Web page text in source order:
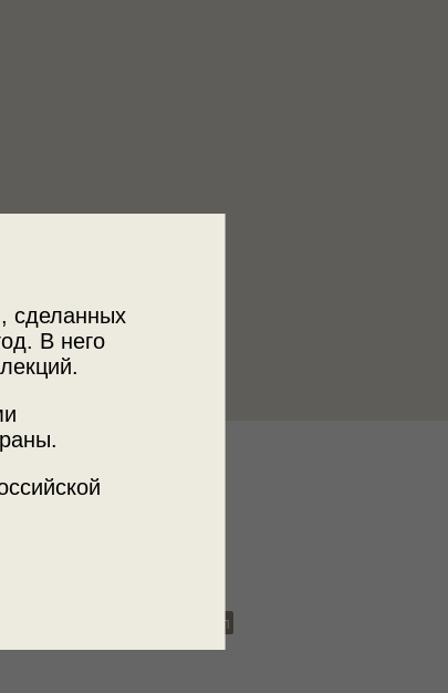
сделанных
В него
ствол